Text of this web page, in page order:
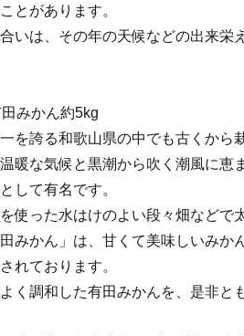
とがあります。
いは、その年の天候などの出来栄
田みかん約5kg
を誇る和歌山県の中でも古くから
暖な気候と黒潮から吹く潮風に恵
して有名です。
使った水はけのよい段々畑などで
みかん」は、甘くて美味しいみか
れております。
く調和した有田みかんを、是非と